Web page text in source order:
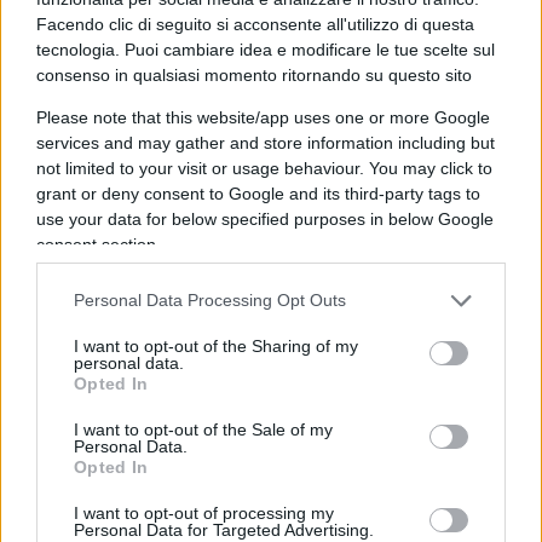
Facendo clic di seguito si acconsente all'utilizzo di questa
tecnologia. Puoi cambiare idea e modificare le tue scelte sul
consenso in qualsiasi momento ritornando su questo sito
Please note that this website/app uses one or more Google
services and may gather and store information including but
not limited to your visit or usage behaviour. You may click to
grant or deny consent to Google and its third-party tags to
use your data for below specified purposes in below Google
consent section.
Personal Data Processing Opt Outs
I want to opt-out of the Sharing of my
personal data.
Opted In
I want to opt-out of the Sale of my
Personal Data.
Opted In
I want to opt-out of processing my
Personal Data for Targeted Advertising.
direttamente attraverso la vendita ufficiale dei
biglietti. Da questo punto di vista, il tentativo di
tutelarsi può essere comprensibile.
Il chiarimento di Suwarso attenua la misura, ma
non ne cambia la sostanza: una soglia rigida di
assenze — tre, secondo la prima formulazione —
continua a non distinguere tra chi specula
match più attesi e chi, semplicemente, non può
essere presente per lavoro, salute o altri impegni
legittimi. Perdere il diritto di rinnovo è una
resta comunque una sanzione e il rischio è che
colpisca il tifoso onesto tanto quanto lo
speculatore.